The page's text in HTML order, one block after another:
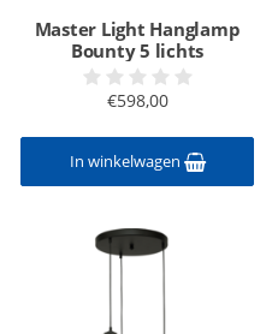
Master Light Hanglamp
Bounty 5 lichts
€598,00
In winkelwagen